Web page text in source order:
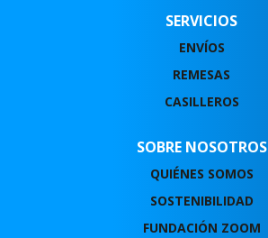
SERVICIOS
ENVÍOS
REMESAS
CASILLEROS
SOBRE NOSOTROS
QUIÉNES SOMOS
SOSTENIBILIDAD
FUNDACIÓN ZOOM